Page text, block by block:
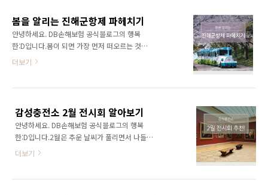
다녀오듯 다양한 문화를 한 곳에서 볼 수 있는 특
별한 시간..
치지 마세요! - 명당 좌석은 어디? 좌석을 예매할
때, 어떤 구역을 선택해야 할지 고민이 되는 경우
가 많을 텐데요! 야구경기에 집중하고 싶다면 포
수 뒤쪽 좌석을 선택하시는 것이 좋아요. 수비 위
에요. 또한, 경기가 돌아가는 내용을 잘 파악할
선수들의 대기구역인 ‘더그아웃’ 바로 위쪽 ..
봄을 알리는 진해군항제 파헤치기
안녕하세요. DB손해보험 공식블로그의 행복
한:D입니다.봄이 되면 가장 먼저 떠오르는 것은
벚꽃축제인데요! 벚꽃축제 하면 가장 유명한 곳
개최될 예정입니다! 4월의 진해는 온통 벚꽃 천
지라고 할 만큼 새하얀 벚꽃으로 도시가 가득 차
는데요. 특히 진해에서 봄꽃축제 명소로 유명한
벚꽃터널과 만개 후 떨어지는 꽃비가 환상적이
에서 만나볼 수 있는 아름드리 왕벚나무는 진해
더보기
감성충전소 2월 전시회 알아보기
안녕하세요. DB손해보험 공식블로그의 행복
한:D입니다.2월은 추운 날씨가 풀리면서 나들이
를 나가는 분들이 많은데요. 따뜻한 실내에서 감
더보기